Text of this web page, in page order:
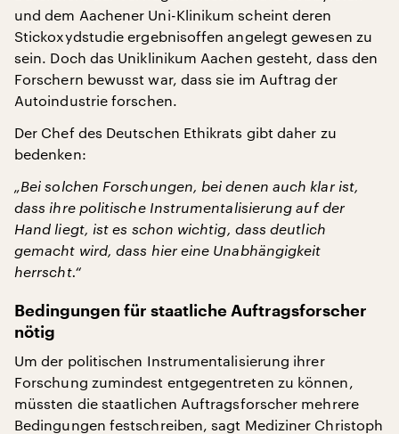
und dem Aachener Uni-Klinikum scheint deren
Stickoxydstudie ergebnisoffen angelegt gewesen zu
sein. Doch das Uniklinikum Aachen gesteht, dass den
Forschern bewusst war, dass sie im Auftrag der
Autoindustrie forschen.
Der Chef des Deutschen Ethikrats gibt daher zu
bedenken:
„Bei solchen Forschungen, bei denen auch klar ist,
dass ihre politische Instrumentalisierung auf der
Hand liegt, ist es schon wichtig, dass deutlich
gemacht wird, dass hier eine Unabhängigkeit
herrscht.“
Bedingungen für staatliche Auftragsforscher
nötig
Um der politischen Instrumentalisierung ihrer
Forschung zumindest entgegentreten zu können,
müssten die staatlichen Auftragsforscher mehrere
Bedingungen festschreiben, sagt Mediziner Christoph